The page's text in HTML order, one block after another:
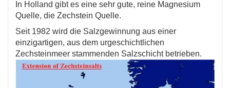
In Holland gibt es eine sehr gute, reine Magnesium
Quelle, die Zechstein Quelle.
Seit 1982 wird die Salzgewinnung aus einer
einzigartigen, aus dem urgeschichtlichen
Zechsteinmeer stammenden Salzschicht betrieben.